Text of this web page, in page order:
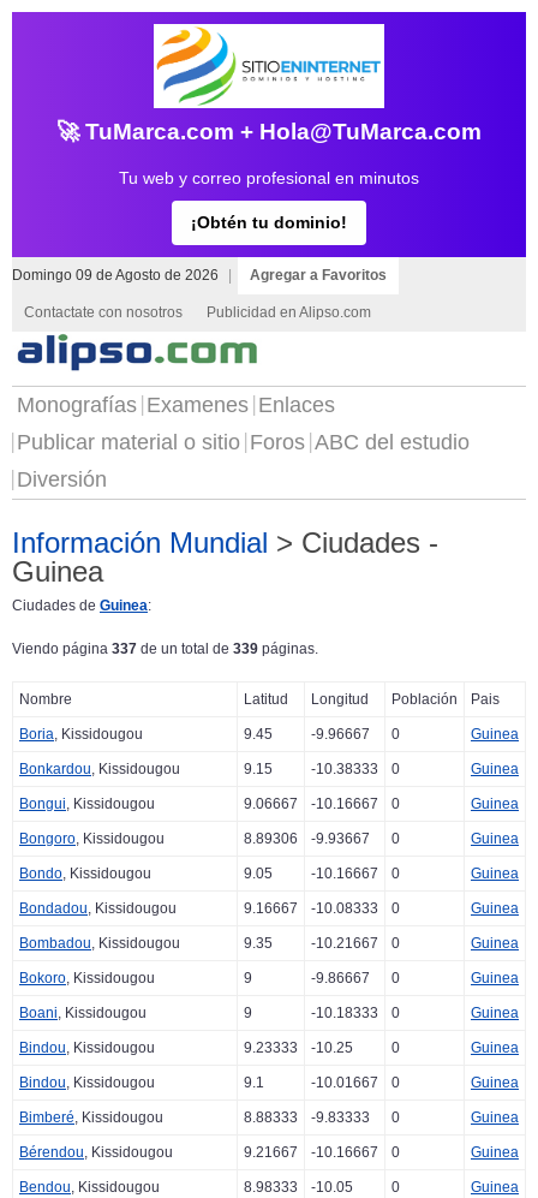
🚀 TuMarca.com + Hola@TuMarca.com
Tu web y correo profesional en minutos
¡Obtén tu dominio!
Domingo 09 de Agosto de 2026 Agregar a Favoritos
Contactate con nosotros Publicidad en Alipso.com
Monografías Examenes Enlaces
Publicar material o sitio Foros ABC del estudio
Diversión
Información Mundial > Ciudades -
Guinea
Ciudades de Guinea:
Viendo página 337 de un total de 339 páginas.
Nombre Latitud Longitud Población Pais
Boria, Kissidougou 9.45 -9.96667 0 Guinea
Bonkardou, Kissidougou 9.15 -10.38333 0 Guinea
Bongui, Kissidougou 9.06667 -10.16667 0 Guinea
Bongoro, Kissidougou 8.89306 -9.93667 0 Guinea
Bondo, Kissidougou 9.05 -10.16667 0 Guinea
Bondadou, Kissidougou 9.16667 -10.08333 0 Guinea
Bombadou, Kissidougou 9.35 -10.21667 0 Guinea
Bokoro, Kissidougou 9 -9.86667 0 Guinea
Boani, Kissidougou 9 -10.18333 0 Guinea
Bindou, Kissidougou 9.23333 -10.25 0 Guinea
Bindou, Kissidougou 9.1 -10.01667 0 Guinea
Bimberé, Kissidougou 8.88333 -9.83333 0 Guinea
Bérendou, Kissidougou 9.21667 -10.16667 0 Guinea
Bendou, Kissidougou 8.98333 -10.05 0 Guinea